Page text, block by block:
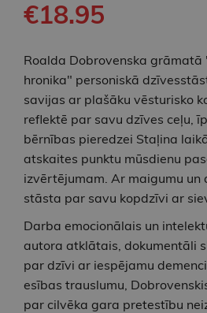
€18.95
Roalda Dobrovenska grāmatā
hronika" personiskā
savijas ar plašāku vēsturisko
reflektē par savu dzīves ceļu,
bērnības pieredzei Staļina
atskaites punktu mūsdienu
izvērtējumam. Ar maigumu un
stāsta par savu kopdzīvi ar
Darba emocionālais un
autora atklātais, dokumentāli
par dzīvi ar iespējamu
esības trauslumu,
par cilvēka gara pretestību